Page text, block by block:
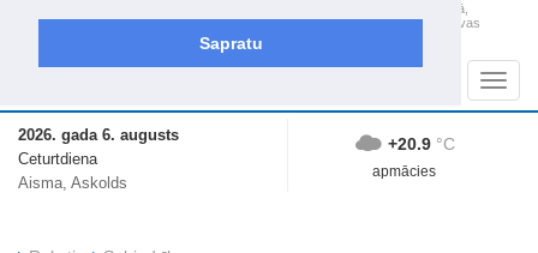
Sapratu
„Latgales Laiks” iznāk latviešu un krievu valodās visā Dienvidlatgalē un Sēlijā,
„Latgales Laiks” latviešu valodā aptver Daugavpils valstspilsētu, Augšdaugavas
novadu un apkārtējos novadus un pilsētas.
2026. gada 6. augusts
Ceturtdiena
Aisma, Askolds
+20.9 °C
apmācies